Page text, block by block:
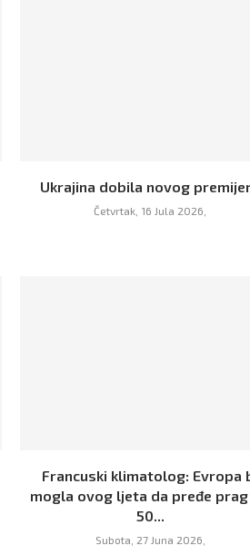
Ukrajina dobila novog
Četvrtak, 16 Jula 2026,
Francuski klimatolog: Evropa
mogla ovog ljeta da pređe
50...
Subota, 27 Juna 2026,